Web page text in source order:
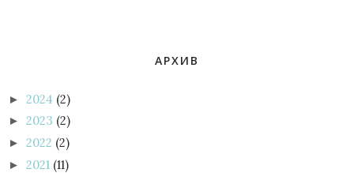
АРХИВ
► 2024 (2)
► 2023 (2)
► 2022 (2)
► 2021 (11)